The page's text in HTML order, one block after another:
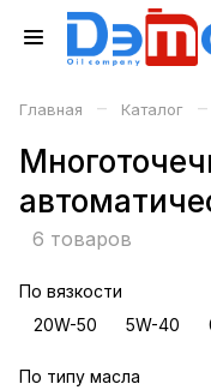
Главная – Каталог –
6 товаров
По вязкости
20W-50
5W-40
По типу масла